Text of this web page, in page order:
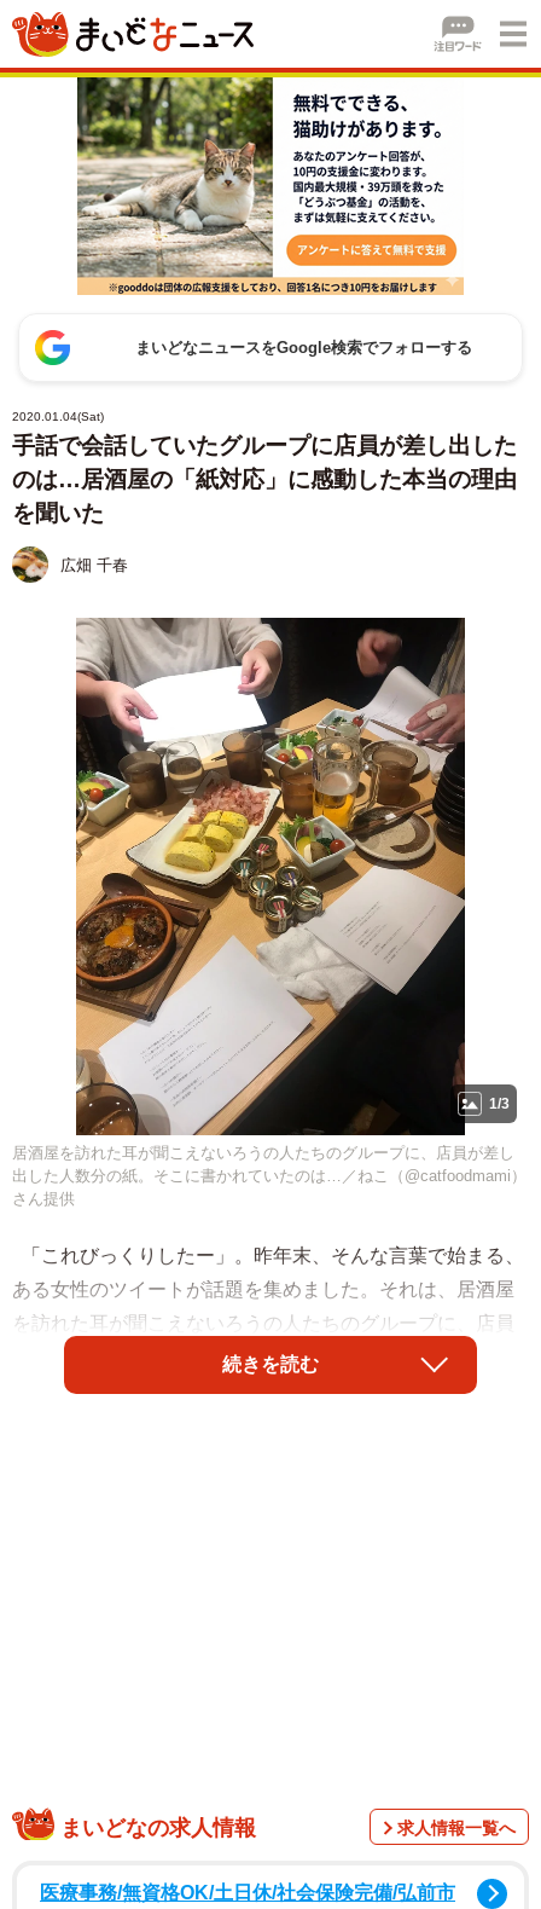
まいどなニュースをGoogle検索でフォローする
2020.01.04(Sat)
手話で会話していたグループに店員が差し出した
のは…居酒屋の「紙対応」に感動した本当の理由
を聞いた
広畑 千春
1/3
居酒屋を訪れた耳が聞こえないろうの人たちのグループに、店員が差し
出した人数分の紙。そこに書かれていたのは…／ねこ（@catfoodmami）
さん提供
「これびっくりしたー」。昨年末、そんな言葉で始まる、
ある女性のツイートが話題を集めました。それは、居酒屋
を訪れた耳が聞こえないろうの人たちのグループに、店員
が差し出した人数分の紙。そこには料理の説明や食べ方な
どが丁寧に書かれてありました。
（@catfoodmami）さんのもの。「正真正銘のお客様ファー
相次ぎ、これまでに2.3万件のリツイートと7.1万件のいい
続きを読む
まいどなの求人情報 求人情報一覧へ
医療事務/無資格OK/土日休/社会保険完備/弘前市